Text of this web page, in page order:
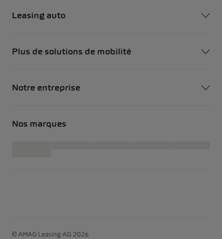
Leasing auto
Plus de solutions de mobilité
Notre entreprise
Nos marques
© AMAG Leasing AG 2026